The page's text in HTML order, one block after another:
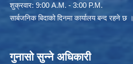
शुक्रवार: 9:00 A.M. - 3:00 P.M.
सार्बजनिक बिदाको दिनमा कार्यालय बन्द रहने छ ।
गुनासो सुन्ने अधिकारी